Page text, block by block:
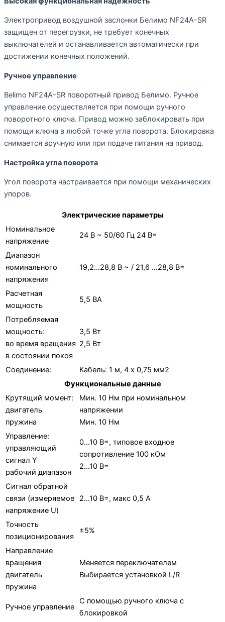
Электропривод воздушной заслонки Белимо NF24A-SR
защищен от перегрузки, не требует конечных
выключателей и останавливается автоматически при
достижении конечных положений.
Ручное управление
Belimo NF24A-SR поворотный привод Белимо. Ручное
управление осуществляется при помощи ручного
поворотного ключа. Привод можно заблокировать при
помощи ключа в любой точке угла поворота. Блокировка
снимается вручную или при подаче питания на привод.
Настройка угла поворота
Угол поворота настраивается при помощи механических
упоров.
Электрические параметры
Номинальное
напряжение
24 В ~ 50/60 Гц 24 В=
Диапазон
номинального
напряжения
19,2…28,8 В ~ / 21,6 …28,8 В=
Расчетная
мощность
5,5 ВА
Потребляемая
мощность:
во время вращения
в состоянии покоя
3,5 Вт
2,5 Вт
Соединение:
Кабель: 1 м, 4 x 0,75 мм2
Функциональные данные
Крутящий момент:
двигатель
пружина
Мин. 10 Нм при номинальном
напряжении
Мин. 10 Нм
Управление:
управляющий
сигнал Y
рабочий диапазон
0…10 В=, типовое входное
сопротивление 100 кОм
2…10 В=
Сигнал обратной
связи (измеряемое
напряжение U)
2…10 В=, макс 0,5 А
Точность
позиционирования
±5%
Направление
вращения
двигатель
пружина
Меняется переключателем
Выбирается установкой L/R
Ручное управление
С помощью ручного ключа с
блокировкой